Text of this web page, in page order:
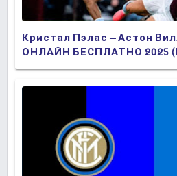
Кристал Пэлас – Астон
ОНЛАЙН БЕСПЛАТНО 2025
ТРАНСЛЯЦИЯ)